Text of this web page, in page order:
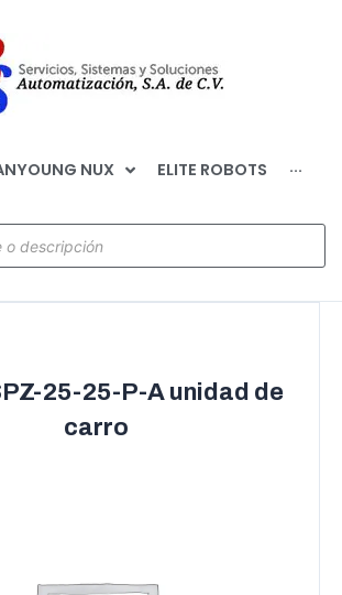
NUX ELITE ROBOTS ···
25-25-P-A unidad de
carro